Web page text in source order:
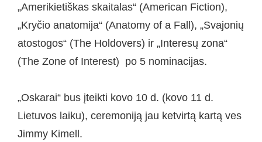
„Amerikietiškas skaitalas“ (American Fiction),
„Kryčio anatomija“ (Anatomy of a Fall), „Svajonių
atostogos“ (The Holdovers) ir „Interesų zona“
(The Zone of Interest) po 5 nominacijas.
„Oskarai“ bus įteikti kovo 10 d. (kovo 11 d.
Lietuvos laiku), ceremoniją jau ketvirtą kartą ves
Jimmy Kimell.